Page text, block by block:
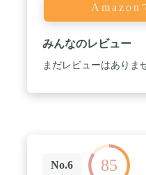
Amazon
みんなのレビュー
まだレビューはありま
No.6 85